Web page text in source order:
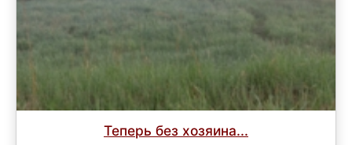
Теперь без хозяина...